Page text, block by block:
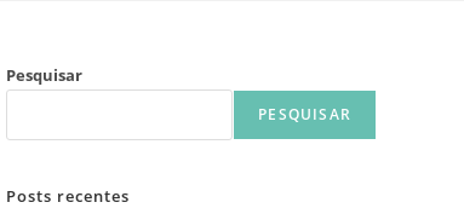
Pesquisar
PESQUISAR
Posts recentes